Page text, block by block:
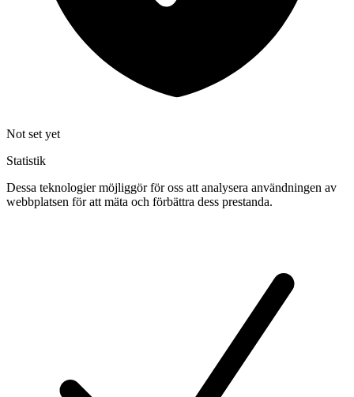
Not set yet
Statistik
Dessa teknologier möjliggör för oss att analysera användningen av
webbplatsen för att mäta och förbättra dess prestanda.